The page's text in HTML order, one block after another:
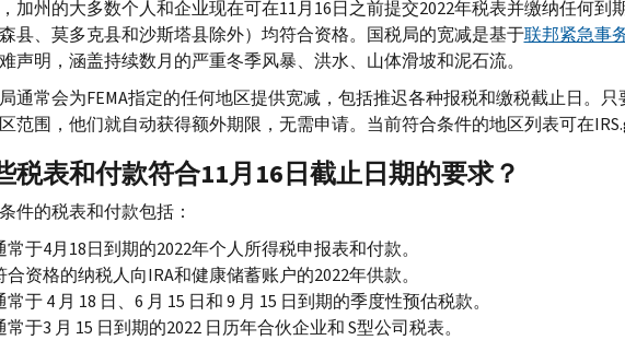
加州的大多数个人和企业现在可在11月16日之前提交2022年税表并缴纳任何到期
森县、莫多克县和沙斯塔县除外）均符合资格。国税局的宽减是基于联邦紧急事
声明，涵盖持续数月的严重冬季风暴、洪水、山体滑坡和泥石流。
通常会为FEMA指定的任何地区提供宽减，包括推迟各种报税和缴税截止日。
范围，他们就自动获得额外期限，无需申请。当前符合条件的地区列表可在
税表和付款符合11月16日截止日期的要求？
件的税表和付款包括：
常于4月18日到期的2022年个人所得税申报表和付款。
合资格的纳税人向IRA和健康储蓄账户的2022年供款。
常于 4 月 18 日、6 月 15 日和 9 月 15 日到期的季度性预估税款。
常于3 月 15 日到期的2022 日历年合伙企业和S型公司税表。